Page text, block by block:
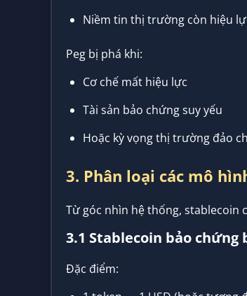
Niềm tin thị trường còn hiệu
Peg bị phá khi:
Cơ chế mất hiệu lực
Tài sản bảo chứng suy yếu
Hoặc kỳ vọng thị trường đảo
3. Phân loại các mô
Từ góc nhìn hệ thống, stablecoin
3.1 Stablecoin bảo
Đặc điểm: